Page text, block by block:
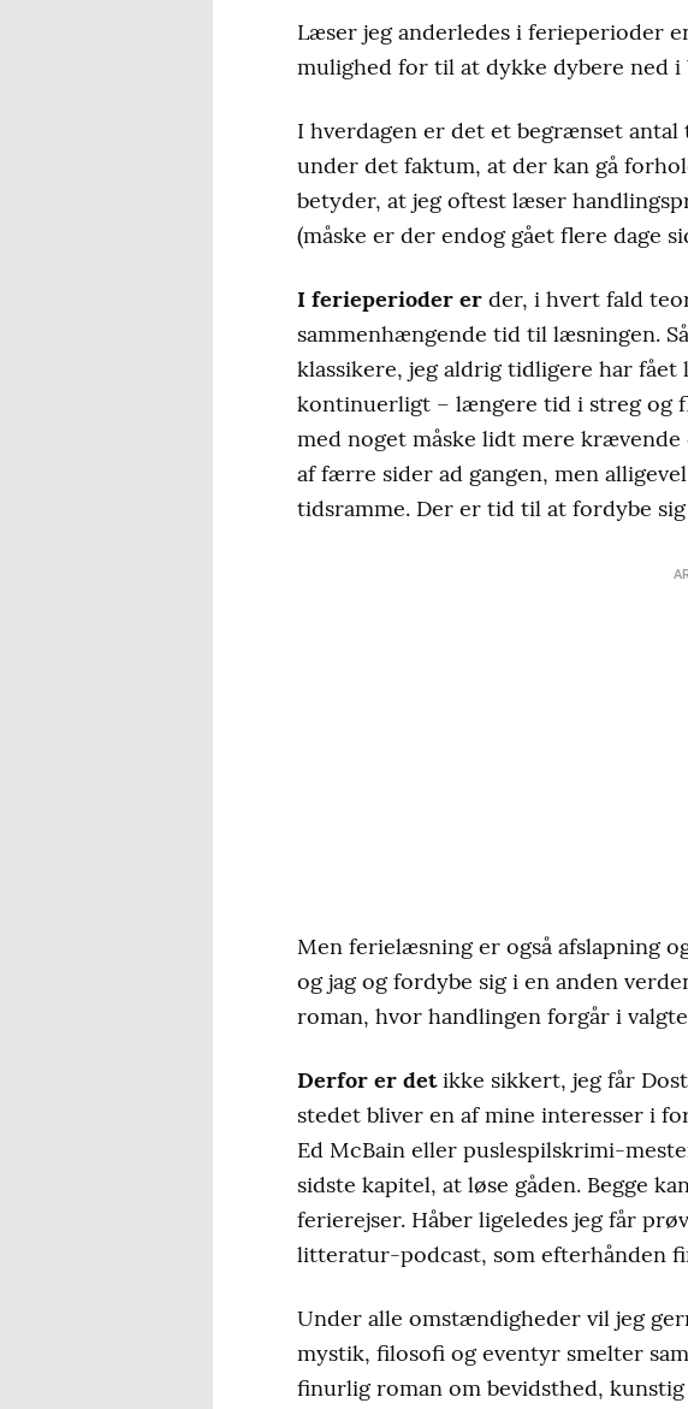
Læser jeg anderledes i ferieperioder
mulighed for til at dykke dybere ned i
I hverdagen er det et begrænset
under det faktum, at der kan gå
betyder, at jeg oftest læser
(måske er der endog gået flere dage
I ferieperioder er der, i hvert fald
sammenhængende tid til læsningen.
klassikere, jeg aldrig tidligere har
kontinuerligt – længere tid i streg og
med noget måske lidt mere
af færre sider ad gangen, men
tidsramme. Der er tid til at fordybe
Men ferielæsning er også afslapning
og jag og fordybe sig i en anden
roman, hvor handlingen forgår i
Derfor er detikke sikkert, jeg får
stedet bliver en af mine interesser i
Ed McBain eller puslespilskrimi-
sidste kapitel, at løse gåden. Begge
ferierejser. Håber ligeledes jeg får
litteratur-podcast, som efterhånden
Under alle omstændigheder vil jeg
mystik, filosofi og eventyr smelter
finurlig roman om bevidsthed,